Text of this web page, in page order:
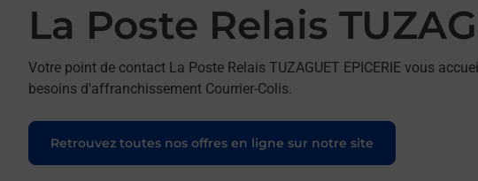
La Poste Relais
Votre point de contact La Poste Relais TUZAGUET EPICERIE vous
besoins d'affranchissement Courrier-Colis.
Retrouvez toutes nos offres en ligne sur notre site